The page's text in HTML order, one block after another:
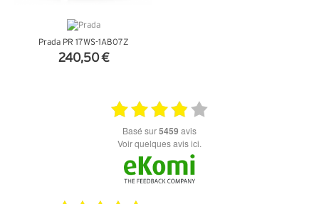
Prada PR 17WS-1AB07Z
240,50 €
basé sur5459 avis
Voir quelques avis ici.